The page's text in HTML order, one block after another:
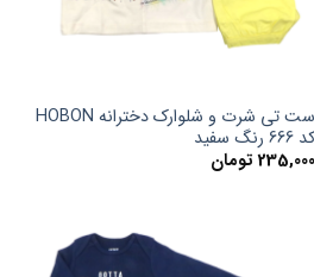
ست تی شرت و شلوارک دخترانه HOBON
رنگ سفید
235,000 تومان